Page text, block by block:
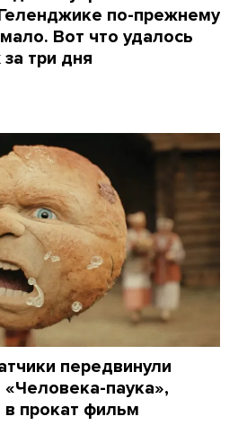
по-прежнему
Вот что удалось
три дня
передвинули
паука»,
прокат фильм